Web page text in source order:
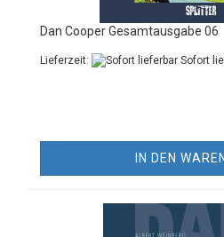
Dan Cooper Gesamtausgabe 06
Lieferzeit: Sofort
IN DEN